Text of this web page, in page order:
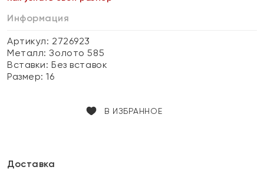
Информация
Артикул: 2726923
Металл:Золото 585
Вставки:Без вставок
Размер:16
В ИЗБРАННОЕ
Доставка